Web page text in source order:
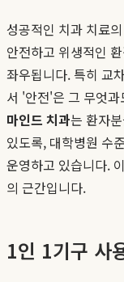
성공적인 치과 치료
안전하고 위생적인
좌우됩니다. 특히 교
서 '안전'은 그 무엇
마인드 치과는 환자
있도록, 대학병원 수
운영하고 있습니다.
의 근간입니다.
1인 1기구 사